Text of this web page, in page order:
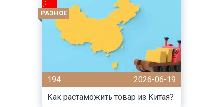
РАЗНОЕ
194
2026-06-19
Как растаможить товар из Китая?